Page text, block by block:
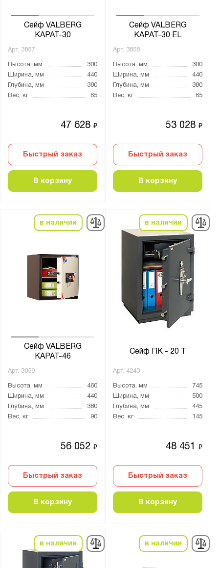
Сейф VALBERG
КАРАТ-30
Арт. 3857
Высота, мм
300
Ширина, мм
440
Глубина, мм
380
Вес, кг
65
47 628₽
Быстрый заказ
В корзину
Сейф VALBERG
КАРАТ-30 EL
Арт. 3858
Высота, мм
300
Ширина, мм
440
Глубина, мм
380
Вес, кг
65
53 028₽
Быстрый заказ
В корзину
в наличии
Сейф VALBERG
КАРАТ-46
Арт. 3859
Высота, мм
460
Ширина, мм
440
Глубина, мм
380
Вес, кг
90
56 052₽
Быстрый заказ
В корзину
в наличии
Сейф ПК - 20 Т
Арт. 4243
Высота, мм
745
Ширина, мм
500
Глубина, мм
445
Вес, кг
145
48 451₽
Быстрый заказ
В корзину
в наличии в наличии